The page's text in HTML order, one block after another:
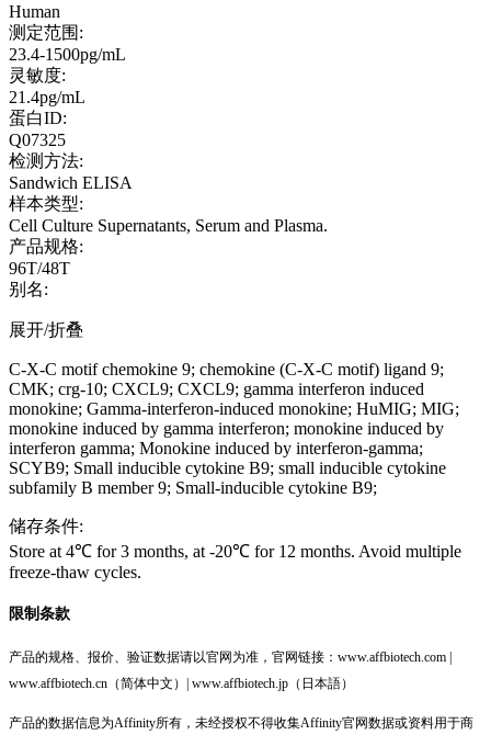
Human
测定范围:
23.4-1500pg/mL
灵敏度:
21.4pg/mL
蛋白ID:
Q07325
检测方法:
Sandwich ELISA
样本类型:
Cell Culture Supernatants, Serum and Plasma.
产品规格:
96T/48T
别名:
展开/折叠
C-X-C motif chemokine 9; chemokine (C-X-C motif) ligand 9;
CMK; crg-10; CXCL9; CXCL9; gamma interferon induced
monokine; Gamma-interferon-induced monokine; HuMIG; MIG;
monokine induced by gamma interferon; monokine induced by
interferon gamma; Monokine induced by interferon-gamma;
SCYB9; Small inducible cytokine B9; small inducible cytokine
subfamily B member 9; Small-inducible cytokine B9;
储存条件:
Store at 4℃ for 3 months, at -20℃ for 12 months. Avoid multiple
freeze-thaw cycles.
限制条款
产品的规格、报价、验证数据请以官网为准，官网链接：www.affbiotech.com |
www.affbiotech.cn（简体中文）| www.affbiotech.jp（日本語）
产品的数据信息为Affinity所有，未经授权不得收集Affinity官网数据或资料用于商